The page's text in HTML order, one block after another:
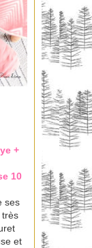
+
10
ses
très
et